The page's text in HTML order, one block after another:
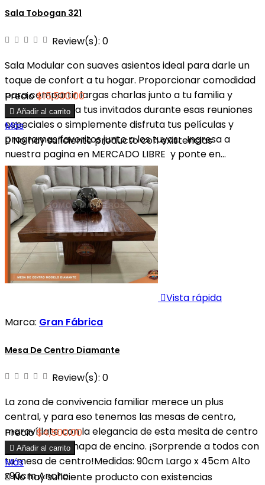
Sala Tobogan 321
Review(s): 0
Sala Modular con suaves asientos ideal para darle un
toque de confort a tu hogar. Proporcionar comodidad
para compartir largas charlas junto a tu familia y
amigos, recibe a tus invitados durante esas reuniones
especiales o simplemente disfruta tus películas y
programas favoritos junto a los tuyos. Ingresa a
nuestra pagina en MERCADO LIBRE y ponte en...
Precio$15,500.00
 Añadir al carrito
Más
No hay suficiente producto con existencias
Vista rápida
Marca: Gran Fábrica
Mesa De Centro Diamante
Review(s): 0
La zona de convivencia familiar merece un plus
central, y para eso tenemos las mesas de centro,
maravíllate con la elegancia de esta mesita de centro
fabricada en chapa de encino. ¡Sorprende a todos con
tu mesa de centro!Medidas: 90cm Largo x 45cm Alto
x90cm Ancho.
Precio$4,500.00
 Añadir al carrito
Más
No hay suficiente producto con existencias